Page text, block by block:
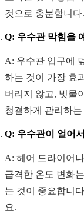
것으로 충분합니다.
Q: 우수관 막힘을
A: 우수관 입구에
하는 것이 가장 효
버리지 않고, 빗물
청결하게 관리하
Q: 우수관이 얼어
A: 헤어 드라이어
급격한 온도 변화
는 것이 중요합니
요.